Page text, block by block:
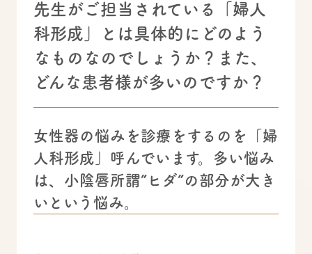
先生がご担当されている「婦人
科形成」とは具体的にどのよう
なものなのでしょうか？また、
どんな患者様が多いのですか？
女性器の悩みを診療をするのを「婦
人科形成」呼んでいます。多い悩み
は、小陰唇所謂”ヒダ”の部分が大き
いという悩み。